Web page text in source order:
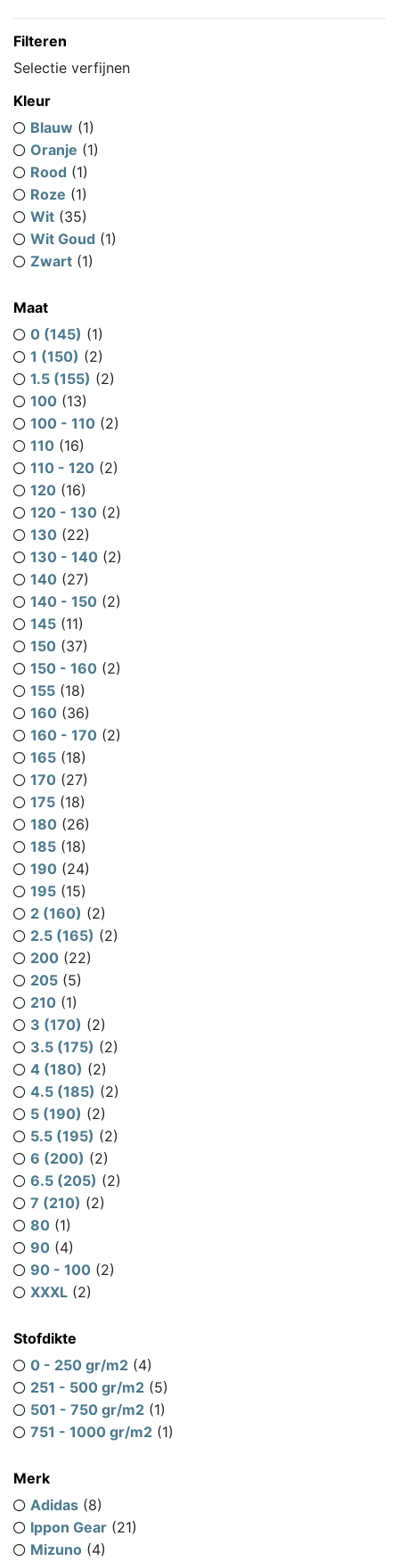
Filteren
Selectie verfijnen
Kleur
Blauw (1)
Oranje (1)
Rood (1)
Roze (1)
Wit (35)
Wit Goud (1)
Zwart (1)
Maat
0 (145) (1)
1 (150) (2)
1.5 (155) (2)
100 (13)
100 - 110 (2)
110 (16)
110 - 120 (2)
120 (16)
120 - 130 (2)
130 (22)
130 - 140 (2)
140 (27)
140 - 150 (2)
145 (11)
150 (37)
150 - 160 (2)
155 (18)
160 (36)
160 - 170 (2)
165 (18)
170 (27)
175 (18)
180 (26)
185 (18)
190 (24)
195 (15)
2 (160) (2)
2.5 (165) (2)
200 (22)
205 (5)
210 (1)
3 (170) (2)
3.5 (175) (2)
4 (180) (2)
4.5 (185) (2)
5 (190) (2)
5.5 (195) (2)
6 (200) (2)
6.5 (205) (2)
7 (210) (2)
80 (1)
90 (4)
90 - 100 (2)
XXXL (2)
Stofdikte
0 - 250 gr/m2 (4)
251 - 500 gr/m2 (5)
501 - 750 gr/m2 (1)
751 - 1000 gr/m2 (1)
Merk
Adidas (8)
Ippon Gear (21)
Mizuno (4)